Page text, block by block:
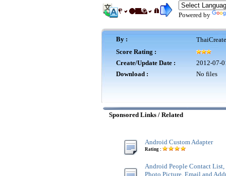
Powered by
By :
Score Rating :
Create/Update Date :
2012-07-
Download :
No files
Sponsored Links / Related
Android Custom Adapter
Rating :
Android People Contact List,
Photo Picture, Email and